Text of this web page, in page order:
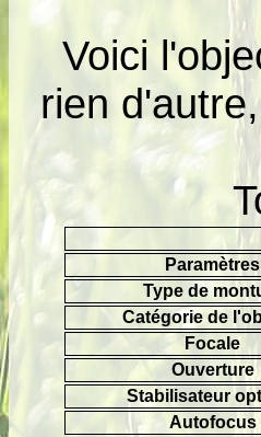
Voici
rien
Paramètres
Type de
Catégorie de
Focale
Ouverture
Stabilisateur
Autofocus